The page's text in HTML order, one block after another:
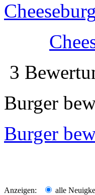
3
Burger
Burger
Anzeigen: alle